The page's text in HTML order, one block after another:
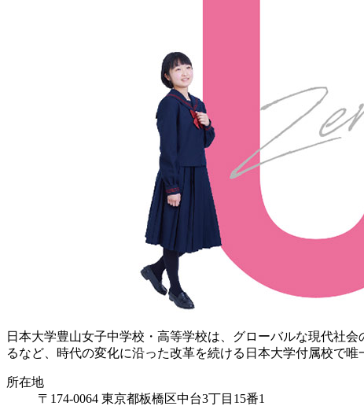
日本大学豊山女子中学校・高等学校は、グローバルな現代社
るなど、時代の変化に沿った改革を続ける日本大学付属校で唯
所在地
〒174-0064 東京都板橋区中台3丁目15番1